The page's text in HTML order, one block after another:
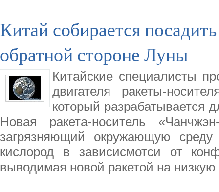
Китай собирается
обратной стороне Луны
Китайские специалисты
двигателя ракеты-
который разрабатывается
Новая ракета-носитель
загрязняющий окружающую
кислород в зависисмотси от
выводимая новой ракетой на